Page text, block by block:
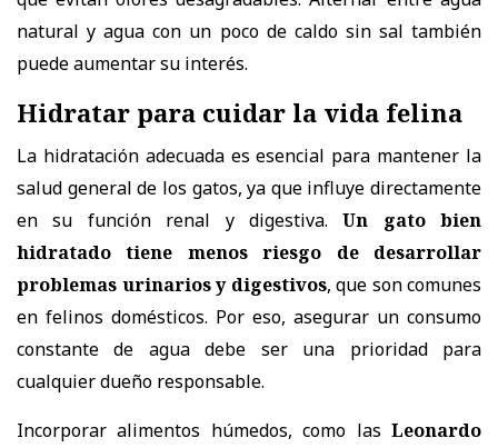
natural y agua con un poco de caldo sin sal también
puede aumentar su interés.
Hidratar para cuidar la vida felina
La hidratación adecuada es esencial para mantener la
salud general de los gatos, ya que influye directamente
en su función renal y digestiva.Un gato bien
hidratado tiene menos riesgo de desarrollar
problemas urinarios y digestivos, que son comunes
en felinos domésticos. Por eso, asegurar un consumo
constante de agua debe ser una prioridad para
cualquier dueño responsable.
Incorporar alimentos húmedos, como las Leonardo